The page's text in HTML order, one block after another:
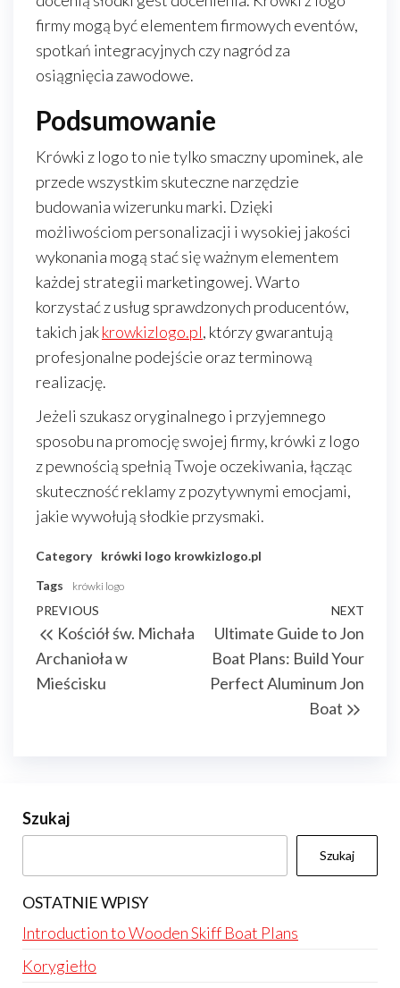
firmy mogą być elementem firmowych eventów,
spotkań integracyjnych czy nagród za
osiągnięcia zawodowe.
Podsumowanie
Krówki z logo to nie tylko smaczny upominek, ale
przede wszystkim skuteczne narzędzie
budowania wizerunku marki. Dzięki
możliwościom personalizacji i wysokiej jakości
wykonania mogą stać się ważnym elementem
każdej strategii marketingowej. Warto
korzystać z usług sprawdzonych producentów,
takich jakkrowkizlogo.pl, którzy gwarantują
profesjonalne podejście oraz terminową
realizację.
Jeżeli szukasz oryginalnego i przyjemnego
sposobu na promocję swojej firmy, krówki z logo
z pewnością spełnią Twoje oczekiwania, łącząc
skuteczność reklamy z pozytywnymi emocjami,
jakie wywołują słodkie przysmaki.
Category krówki logo krowkizlogo.pl
Tags
krówki logo
Nawigacja
wpisu
Previous
Post
PREVIOUS
Kościół św. Michała
Archanioła w
Mieścisku
NEXT
Ultimate Guide to Jon
Boat Plans: Build Your
Perfect Aluminum Jon
Boat
Szukaj
Szukaj
OSTATNIE WPISY
Introduction to Wooden Skiff Boat Plans
Korygiełło